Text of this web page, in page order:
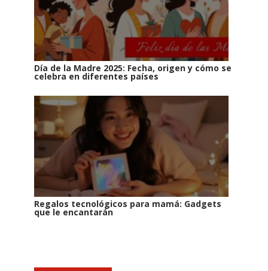
Día de la Madre 2025: Fecha, origen y cómo se
celebra en diferentes países
Regalos tecnológicos para mamá: Gadgets
que le encantarán